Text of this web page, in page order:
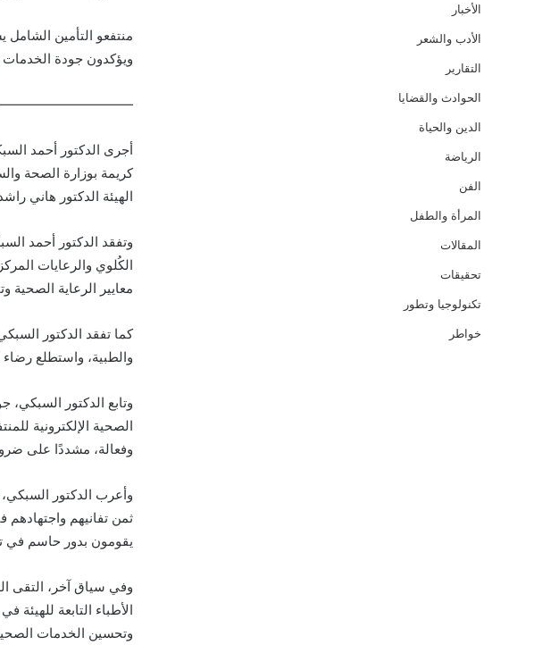
منتفعو التأمين
ويؤكدون جودة
——————————
أجرى الدكتور أحمد
كريمة بوزارة الصحة
الهيئة الدكتور هاني
وتفقد الدكتور أحمد
الكُلوي والرعايات
معايير الرعاية الصحية
كما تفقد الدكتور
والطبية، واستطلع رضاء
وتابع الدكتور
الصحية الإلكترونية
وفعالة، مشددًا على
وأعرب الدكتور السبكي،
ثمن تفانيهم
يقومون بدور حاسم في
وفي سياق آخر، التقى
الأطباء التابعة
وتحسين الخدمات
الأخبار
الأدب والشعر
التقارير
الحوادث والقضايا
الدين والحياة
الرياضة
الفن
المرأة والطفل
المقالات
تحقيقات
تكنولوجيا وتطور
خواطر